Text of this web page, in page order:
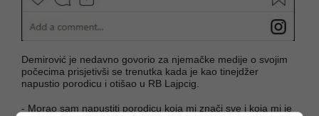
Demirović je nedavno govorio za njemačke medije o svojim
počecima prisjetivši se trenutka kada je kao tinejdžer
napustio porodicu i otišao u RB Lajpcig.
- Morao sam napustiti porodicu koja mi znači sve i koja mi je